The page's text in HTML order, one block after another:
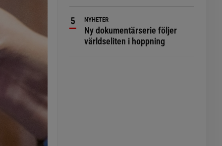
NYHETER
Ny dokumentärserie följer
världseliten i hoppning